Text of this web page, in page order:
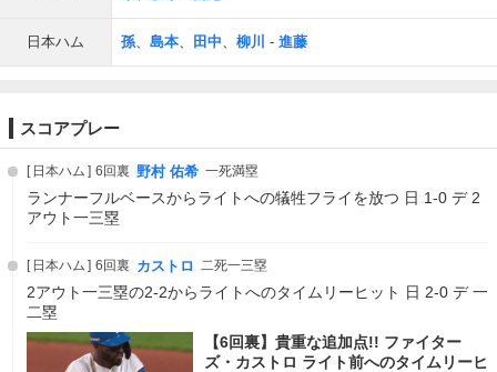
日本ハム 孫、 島本、 田中、 柳川 - 進藤
スコアプレー
日本ハム 6回裏 野村 佑希 一死満塁
ランナーフルベースからライトへの犠牲フライを放つ 日 1-0 デ 2
アウト一三塁
日本ハム 6回裏 カストロ 二死一三塁
2アウト一三塁の2-2からライトへのタイムリーヒット 日 2-0 デ 一
二塁
【6回裏】貴重な追加点!! ファイター
ズ・カストロ ライト前へのタイムリーヒ